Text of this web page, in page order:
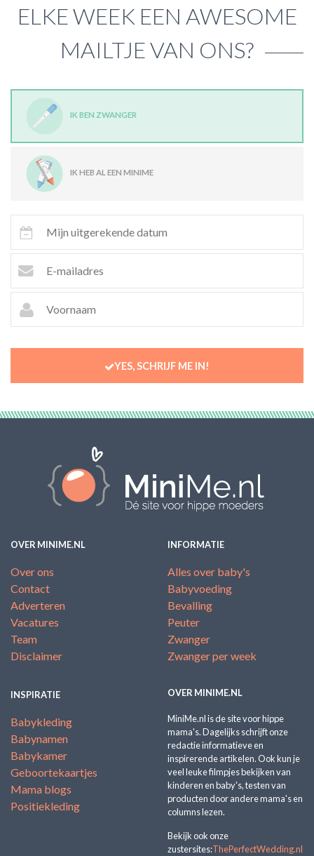
ELKE WEEK EEN AWESOME
MAILTJE VAN ONS?
IK BEN ZWANGER
IK HEB AL EEN MINIME
YES, SCHRIJF ME IN!
OVER MINIME.NL
Over ons
Contact
Adverteren
Vacatures
Team
Disclaimer
INFORMATIE
Alles over baby's
Babyvoeding
Bevalling
Peuter
Zwanger
Zwanger per week
INSPIRATIE
Babykleding
Babynamen
Babykamer
Geboortekaartjes
Mama blogs
Positiekleding
OVER MINIME.NL
MiniMe.nl is de site voor hippe
mama's. Dagelijks schrijft onze
redactie informatieve en
inspirerende artikelen. Ook kun je
veel leuke filmpjes bekijken van
kinderen en baby's, testen van
producten door andere mama's en
columns lezen.
Bekijk ook onze
zustersites:ThePerfectWedding.nl